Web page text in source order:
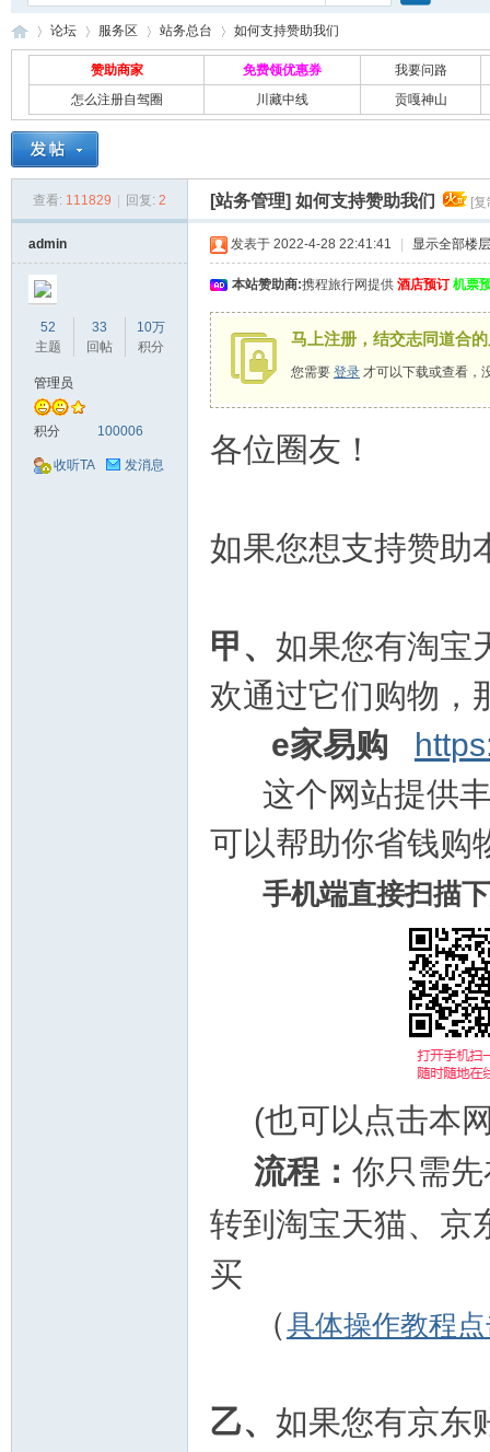
索
自 »
论坛
›
服务区
›
站务总台
›
如何支持赞助我们
赞助商家 免费领优惠券
我要问路
怎么注册自驾圈
川藏中线 贡嘎神山
查看: 111829 回复: 2 [站务管理] 如何支持赞助我们 [
admin
52
主题
33
回帖
10万
积分
管理员
积分 100006
收听TA 发消息
发表于 2022-4-28 22:41:41 显示全部楼层
本站赞助商:携程旅行网提供 酒店预订 机票
马上注册，结交志同道合
您需要 登录 才可以下载或查看，
各位圈友！
如果您想支持赞助
甲、 如果您有淘宝
欢通过它们购物，
e家易购
这个网站提供丰
可以帮助你省钱购
手机端直接扫描
(也可以点击本
流程： 你只需
转到淘宝天猫、京
买
（具体操作教程
乙、 如果您有京东